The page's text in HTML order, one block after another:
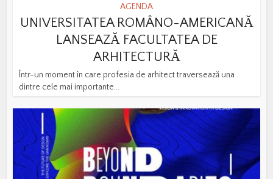
AGENDA
UNIVERSITATEA ROMÂNO-AMERICANĂ
LANSEAZĂ FACULTATEA DE
ARHITECTURĂ
Într-un moment în care profesia de arhitect traversează una
dintre cele mai importante...